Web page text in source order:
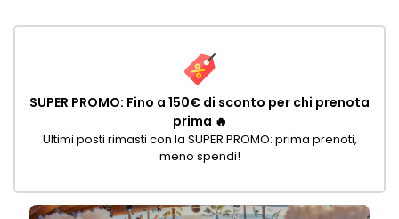
SUPER PROMO: Fino a 150€ di sconto per chi prenota
prima 🔥
Ultimi posti rimasti con la SUPER PROMO: prima prenoti,
meno spendi!